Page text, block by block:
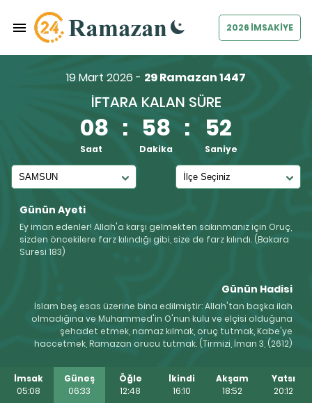
2026 İMSAKİYE
Günün Ayeti
Ey iman edenler! Allah'a karşı gelmekten sakınmanız için Oruç,
sizden öncekilere farz kılındığı gibi, size de farz kılındı. (Bakara
Suresi 183)
19 Mart 2026 - 29 Ramazan 1447
İFTARA KALAN SÜRE
08 : 58 : 52
Saat Dakika Saniye
Günün Hadisi
İslam beş esas üzerine bina edilmiştir: Allah'tan başka ilah
olmadığına ve Muhammed'in O'nun kulu ve elçisi olduğuna
şehadet etmek, namaz kılmak, oruç tutmak, Kabe'ye
haccetmek, Ramazan orucu tutmak. (Tirmizi, İman 3, (2612)
İmsak
05:08
Güneş
06:33
Öğle
12:48
İkindi
16:10
Akşam
18:52
Yatsı
20:12